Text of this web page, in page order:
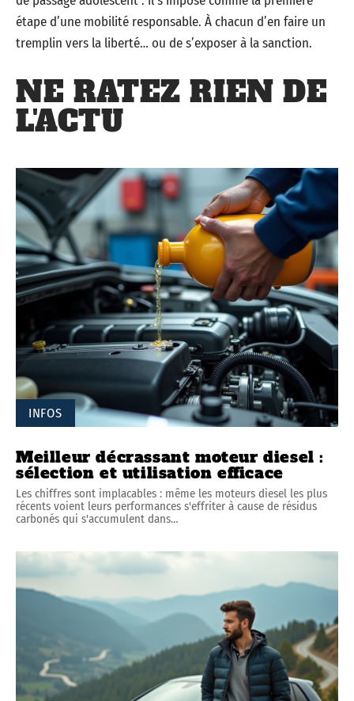
étape d’une mobilité responsable. À chacun d’en faire un
tremplin vers la liberté… ou de s’exposer à la sanction.
NE RATEZ RIEN DE
L'ACTU
INFOS
Meilleur décrassant moteur diesel :
sélection et utilisation efficace
Les chiffres sont implacables : même les moteurs diesel les plus
récents voient leurs performances s'effriter à cause de résidus
carbonés qui s'accumulent dans…